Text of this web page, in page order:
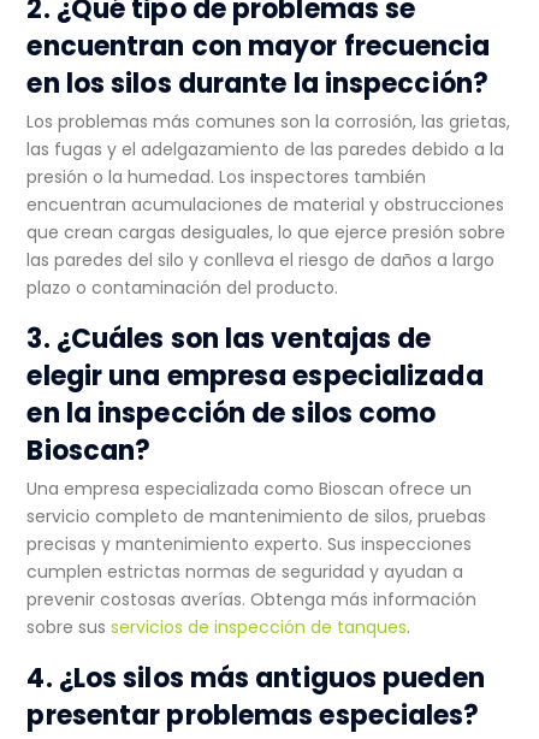
2. ¿Qué tipo de problemas se
encuentran con mayor frecuencia
en los silos durante la inspección?
Los problemas más comunes son la corrosión, las grietas,
las fugas y el adelgazamiento de las paredes debido a la
presión o la humedad. Los inspectores también
encuentran acumulaciones de material y obstrucciones
que crean cargas desiguales, lo que ejerce presión sobre
las paredes del silo y conlleva el riesgo de daños a largo
plazo o contaminación del producto.
3. ¿Cuáles son las ventajas de
elegir una empresa especializada
en la inspección de silos como
Bioscan?
Una empresa especializada como Bioscan ofrece un
servicio completo de mantenimiento de silos, pruebas
precisas y mantenimiento experto. Sus inspecciones
cumplen estrictas normas de seguridad y ayudan a
prevenir costosas averías. Obtenga más información
sobre susservicios de inspección de tanques.
4. ¿Los silos más antiguos pueden
presentar problemas especiales?